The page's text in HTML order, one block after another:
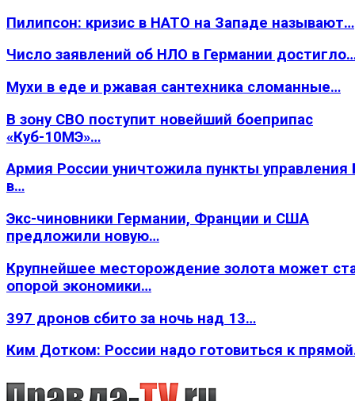
Пилипсон: кризис в НАТО на Западе называют…
Число заявлений об НЛО в Германии
Мухи в еде и ржавая сантехника сломанные…
В зону СВО поступит новейший боеприпас
«Куб-10МЭ»…
Армия России уничтожила пункты
в…
Экс-чиновники Германии, Франции и США
предложили новую…
Крупнейшее месторождение золота может
опорой экономики…
397 дронов сбито за ночь над 13…
Ким Дотком: России надо готовиться к